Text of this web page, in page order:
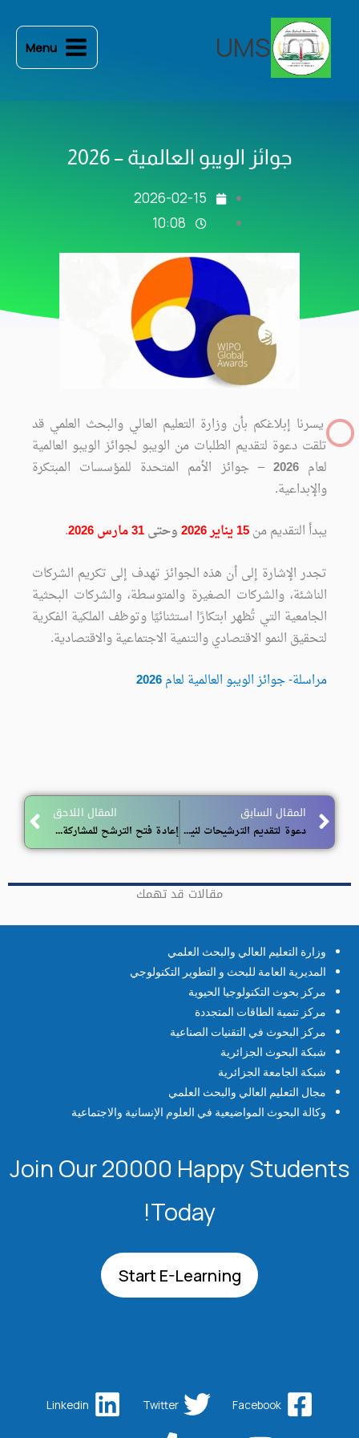
المحتوى
UMS
Menu
جوائز الويبو العالمية – 2026
2026-02-15
10:08
يسرنا إبلاغكم بأن وزارة التعليم العالي والبحث العلمي قد
تلقت دعوة لتقديم الطلبات من الويبو لجوائز الويبو العالمية
لعام2026 – جوائز الأمم المتحدة للمؤسسات المبتكرة
والإبداعية.
يبدأ التقديم من15 يناير 2026 وحتى31 مارس 2026
.
تجدر الإشارة إلى أن هذه الجوائز تهدف إلى تكريم الشركات
الناشئة، والشركات الصغيرة والمتوسطة، والشركات البحثية
الجامعية التي تُظهر ابتكارًا استثنائيًا وتوظف الملكية الفكرية
لتحقيق النمو الاقتصادي والتنمية الاجتماعية والاقتصادية.
مراسلة- جوائز الويبو العالمية لعام2026
Prev
المقال السابق
دعوة لتقديم الترشيحات لنيل جائزة اليونسكو/ خوان بوش لعام 2026
المقال اللاحق
إعادة فتح الترشح للمشاركة في برنامج الحركية القصيرة المدى لسنة 2026
مقالات قد تهمك
وزارة التعليم العالي والبحث العلمي
المديرية العامة للبحث و التطوير التكنولوجي
مركز بحوث التكنولوجيا الحيوية
مركز تنمية الطاقات المتجددة
مركز البحوث في التقنيات الصناعية
شبكة البحوث الجزائرية
شبكة الجامعة الجزائرية
مجال التعليم العالي والبحث العلمي
وكالة البحوث المواضيعية في العلوم الإنسانية والاجتماعية
Join Our 20000 Happy Students​
Today!
Start E-Learning
Facebook
Twitter
Linkedin